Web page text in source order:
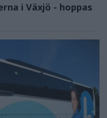
i Växjö - hoppas